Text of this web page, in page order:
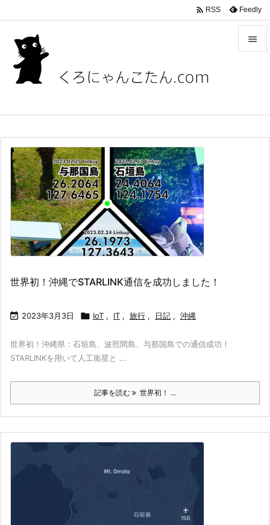

前へ
 RSS Feedly
世界初！沖縄でSTARLINK通信を成功しました！
 2023年3月3日  IoT , IT , 旅行 , 日記 , 沖縄
世界初！沖縄県：石垣島、波照間島、与那国島での通信成功！
STARLINKを用いて人工衛星と ...
記事を読む 世界初！ ...